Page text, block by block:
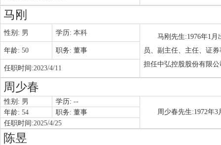
马刚
性别: 男 学历: 本科
马刚先生:1976年1
员、副主任、主任、证
担任中弘控股股份有限
年龄: 50 职务: 董事
任职时间:2023/4/11
周少春
性别: 男 学历: --
周少春先生:1972年
年龄: 54 职务: 董事
任职时间:2025/4/25
陈昱